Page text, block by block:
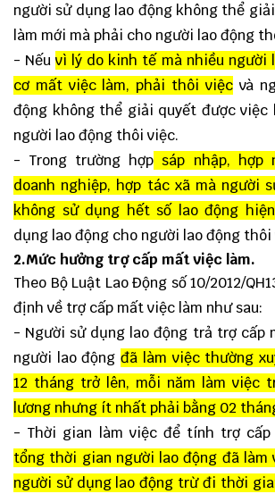
người sử dụng lao động không thể
làm mới mà phải cho người lao động
- Nếuvì lý do kinh tế mà nhiều người
cơ mất việc làm, phải thôi việcvà
động không thể giải quyết được việc
người lao động thôi việc.
- Trong trường hợp sáp nhập, hợp
doanh nghiệp, hợp tác xã mà người
không sử dụng hết số lao động
dụng lao động cho người lao động thôi
2.Mức hưởng trợ cấp mất việc làm.
Theo Bộ Luật Lao Động số 10/2012/
định về trợ cấp mất việc làm như sau:
- Người sử dụng lao động trả trợ cấp
người lao độngđã làm việc thường
12 tháng trở lên, mỗi năm làm việc
lương nhưng ít nhất phải bằng 02
- Thời gian làm việc để tính trợ
tổng thời gian người lao động đã
người sử dụng lao động trừ đi thời